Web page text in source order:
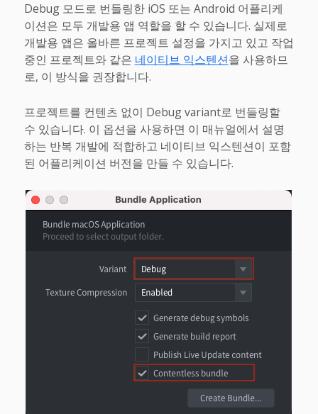
Debug 모드로 번들링한 iOS 또는 Android 어플리케
이션은 모두 개발용 앱 역할을 할 수 있습니다. 실제로
개발용 앱은 올바른 프로젝트 설정을 가지고 있고 작업
중인 프로젝트와 같은 네이티브 익스텐션을 사용하므
로, 이 방식을 권장합니다.
프로젝트를 컨텐츠 없이 Debug variant로 번들링할
수 있습니다. 이 옵션을 사용하면 이 매뉴얼에서 설명
하는 반복 개발에 적합하고 네이티브 익스텐션이 포함
된 어플리케이션 버전을 만들 수 있습니다.